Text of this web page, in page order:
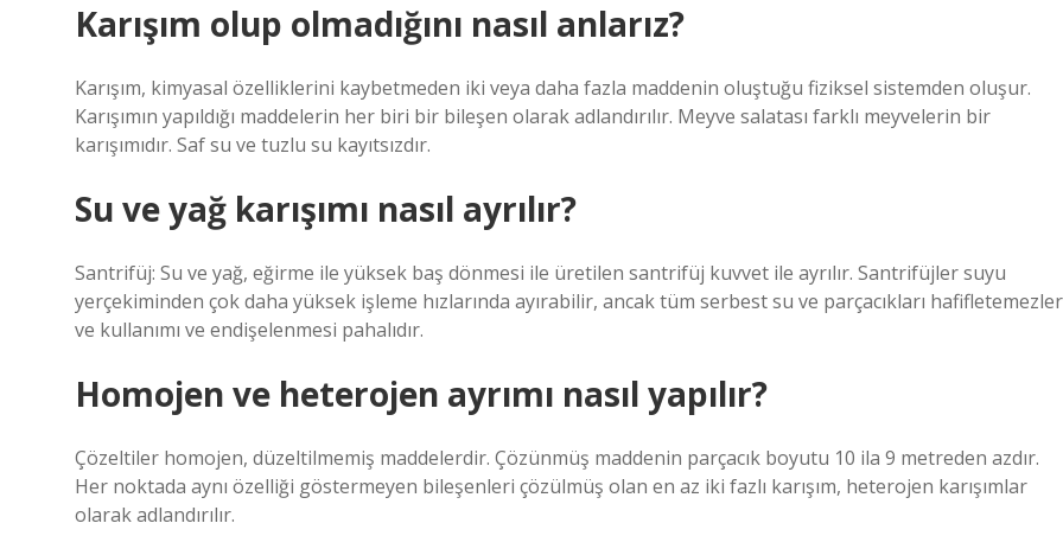
Karışım olup olmadığını nasıl anlarız?
Karışım, kimyasal özelliklerini kaybetmeden iki veya daha fazla maddenin oluştuğu fiziksel sistemden oluşur.
Karışımın yapıldığı maddelerin her biri bir bileşen olarak adlandırılır. Meyve salatası farklı meyvelerin bir
karışımıdır. Saf su ve tuzlu su kayıtsızdır.
Su ve yağ karışımı nasıl ayrılır?
Santrifüj: Su ve yağ, eğirme ile yüksek baş dönmesi ile üretilen santrifüj kuvvet ile ayrılır. Santrifüjler suyu
yerçekiminden çok daha yüksek işleme hızlarında ayırabilir, ancak tüm serbest su ve parçacıkları hafifletemezler
ve kullanımı ve endişelenmesi pahalıdır.
Homojen ve heterojen ayrımı nasıl yapılır?
Çözeltiler homojen, düzeltilmemiş maddelerdir. Çözünmüş maddenin parçacık boyutu 10 ila 9 metreden azdır.
Her noktada aynı özelliği göstermeyen bileşenleri çözülmüş olan en az iki fazlı karışım, heterojen karışımlar
olarak adlandırılır.